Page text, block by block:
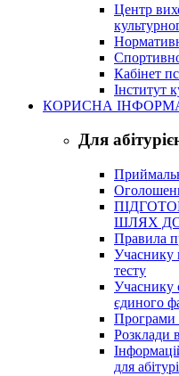
Центр
Кабінет
Інститут
КОРИСНА
Для
ШЛЯХ
Правила
Учаснику
тесту
Учаснику
єдиного
Програми
Розклади
для